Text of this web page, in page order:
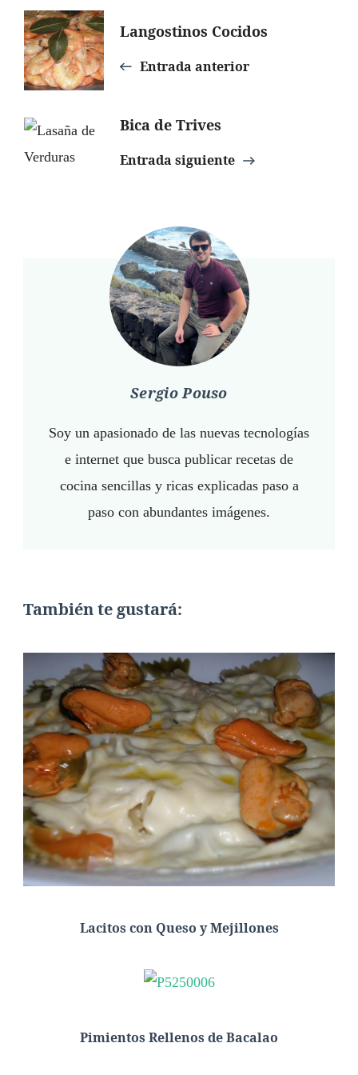
Navegación
de
entradas
Langostinos Cocidos
Entrada anterior
Bica de Trives
Entrada siguiente
Sergio Pouso
Soy un apasionado de las nuevas tecnologías
e internet que busca publicar recetas de
cocina sencillas y ricas explicadas paso a
paso con abundantes imágenes.
También te gustará:
Lacitos con Queso y Mejillones
Pimientos Rellenos de Bacalao